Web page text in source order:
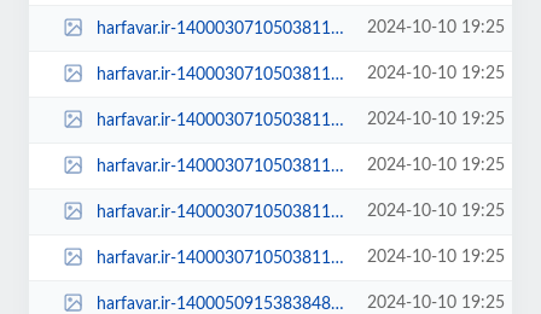
harfavar.ir-140003071050381122865744-250x150.jpg 2024-10-10 19:25
harfavar.ir-140003071050381122865744-300x209.jpg 2024-10-10 19:25
harfavar.ir-140003071050381122865744-450x300.jpg 2024-10-10 19:25
harfavar.ir-140003071050381122865744-600x400.jpg 2024-10-10 19:25
harfavar.ir-140003071050381122865744-768x535.jpg 2024-10-10 19:25
harfavar.ir-140003071050381122865744.jpg 2024-10-10 19:25
harfavar.ir-1400050915383848623290914-100x70.jpg 2024-10-10 19:25